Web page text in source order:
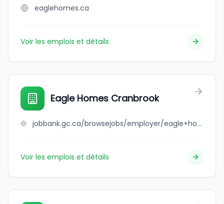
eaglehomes.ca
Voir les emplois et détails
Eagle Homes Cranbrook
jobbank.gc.ca/browsejobs/employer/eagle+homes+cranbrook/ca
Voir les emplois et détails